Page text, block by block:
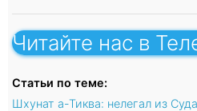
Читайте нас в
Статьи по теме:
Шхунат а-Тиква: нелегал из